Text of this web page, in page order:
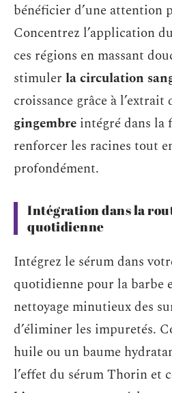
bénéficier d’une attention
Concentrez l’application
ces régions en massant
stimuler la circulation
croissance grâce à l’extrait
gingembre intégré dans la
renforcer les racines tout
profondément.
Intégration dans la
quotidienne
Intégrez le sérum dans
quotidienne pour la barbe
nettoyage minutieux des
d’éliminer les impuretés.
huile ou un baume
l’effet du sérum Thorin et